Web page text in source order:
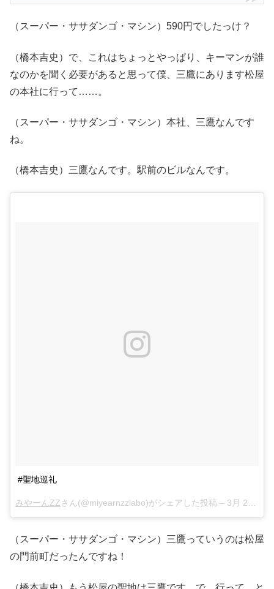
（スーパー・ササダンゴ・マシン）590円でしたっけ？
（橋本吉史）で、これはちょっとやっぱり、キーマンが誰
なのかを聞く必要があると思って僕、三鷹にあります松屋
の本社に行って……。
（スーパー・ササダンゴ・マシン）本社、三鷹なんです
ね。
（橋本吉史）三鷹なんです。駅前のビルなんです。
#聖地巡礼
みやーんZZさん(@miyearnzzlabo)がシェアした投稿 – 3月 22, 2018 at 8:32午後 PDT
（スーパー・ササダンゴ・マシン）三鷹っていうのは松屋
の門前町だったんですね！